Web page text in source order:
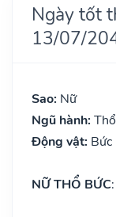
Ngày tốt
13/07/
Sao: Nữ
Ngũ hành: Thổ
Động vật: Bức
NỮ THỔ BỨC